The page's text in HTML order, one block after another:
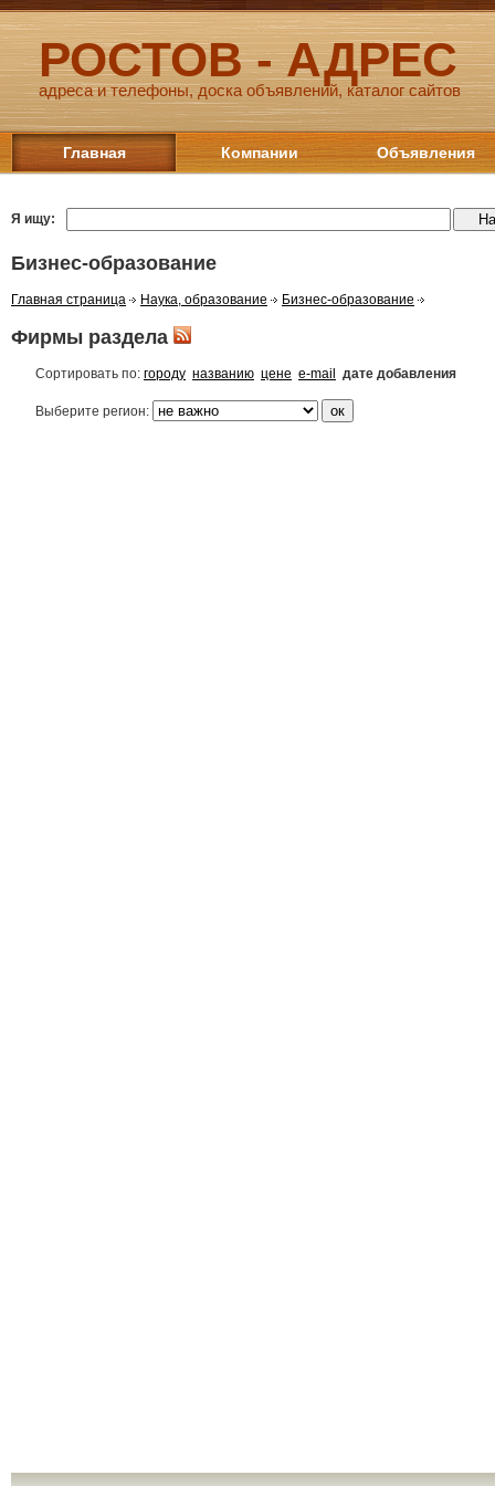
РОСТОВ - АДРЕС
адреса и телефоны, доска объявлений, каталог сайтов
Главная Компании Объявления
Я ищу:
Бизнес-образование
Главная страница Наука, образование Бизнес-образование
Фирмы раздела
Сортировать по: городу названию цене e-mail дате добавления
Выберите регион: